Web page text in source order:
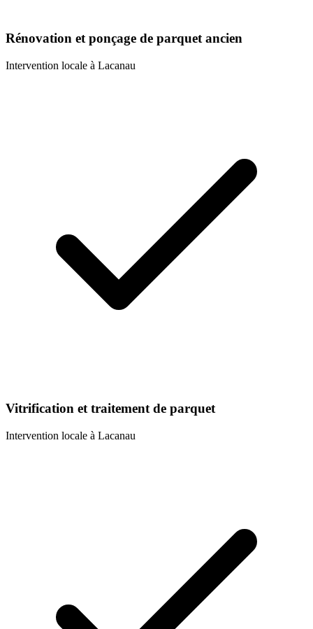
Rénovation et ponçage de parquet ancien
Intervention locale à Lacanau
Vitrification et traitement de parquet
Intervention locale à Lacanau